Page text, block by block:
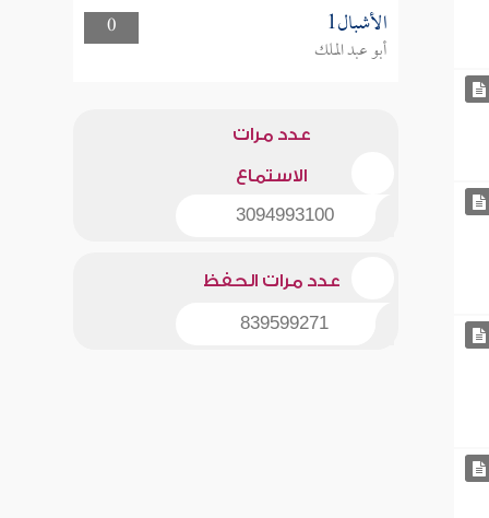
0
الأشبال1
أبو عبد الملك
عدد مرات
الاستماع
3094993100
عدد مرات الحفظ
839599271